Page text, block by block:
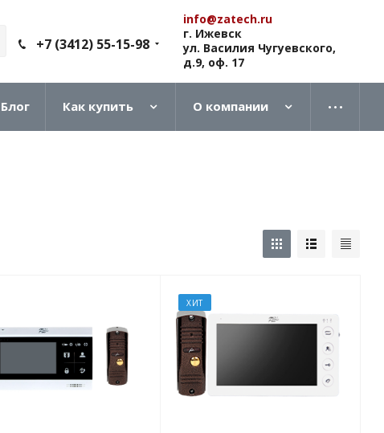
+7 (3412) 55-15-98
info@zatech.ru
г. Ижевск
ул. Василия Чугуевского,
д.9, оф. 17
Блог Как купить О компании
ХИТ